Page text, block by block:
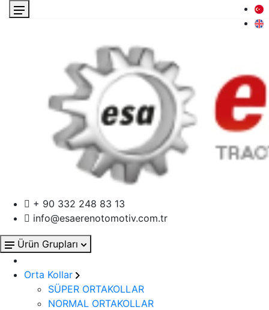
+ 90 332 248 83 13
info@esaerenotomotiv.com.tr
Ürün Grupları
Orta Kollar
SÜPER ORTAKOLLAR
NORMAL ORTAKOLLAR